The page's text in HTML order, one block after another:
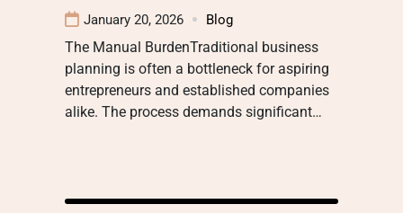
January 20, 2026 Blog
The Manual BurdenTraditional business
planning is often a bottleneck for aspiring
entrepreneurs and established companies
alike. The process demands significant…